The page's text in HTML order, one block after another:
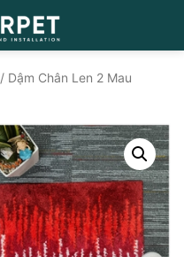
/ Dậm Chân Len 2 Mau